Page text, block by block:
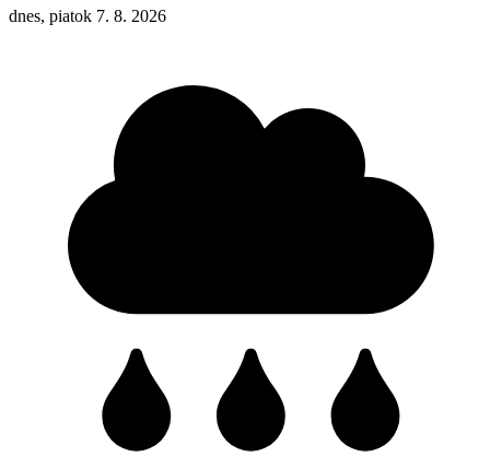
dnes, piatok 7. 8. 2026